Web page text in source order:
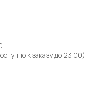
к заказу до 23:00)